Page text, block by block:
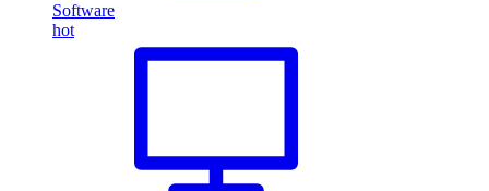
Software
hot